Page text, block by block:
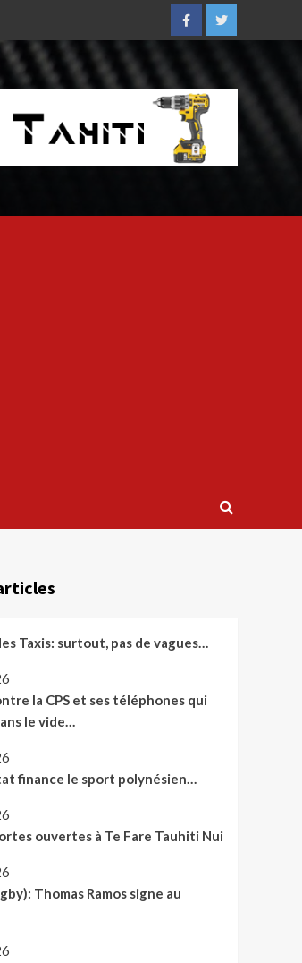
FacebookTwitter
Taxis: surtout, pas de vagues…
la CPS et ses téléphones qui
le vide…
finance le sport polynésien…
ouvertes à Te Fare Tauhiti Nui
Thomas Ramos signe au